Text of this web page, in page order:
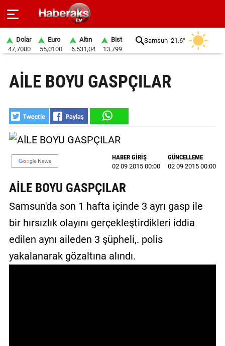
SPOR
YAŞAM
EKONOMİ
BELEDİYELER
SİYASET
EĞİTİM
GALERİ
VİDEO
Dolar
47,7000
Euro
55,0100
Altın
6.531,04
Bist
13.799
Samsun 21.6°
AİLE BOYU GASPÇILAR
HABER GİRİŞ
02 09 2015 00:00
GÜNCELLEME
02 09 2015 00:00
AİLE BOYU GASPÇILAR
Samsun'da son 1 hafta içinde 3 ayrı gasp ile
bir hırsızlık olayını gerçekleştirdikleri iddia
edilen aynı aileden 3 şüpheli,. polis
yakalanarak gözaltına alındı.